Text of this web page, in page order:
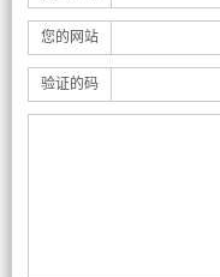
您的网站
验证的码